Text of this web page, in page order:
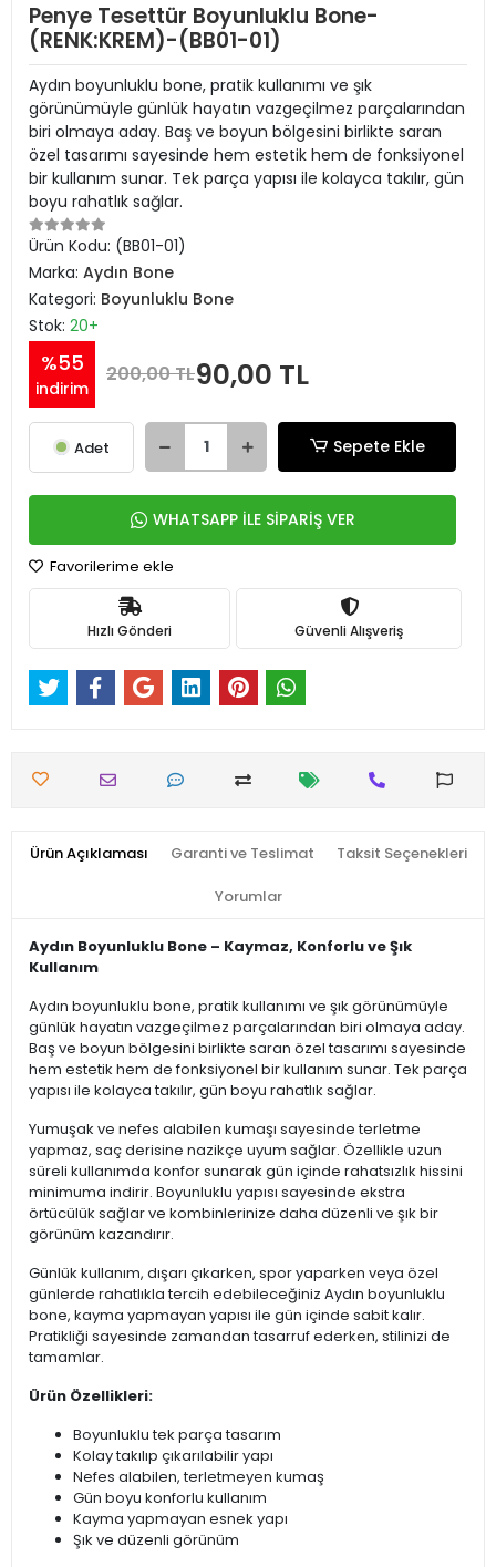
Penye Tesettür Boyunluklu Bone-
(RENK:KREM)-(BB01-01)
Aydın boyunluklu bone, pratik kullanımı ve şık
görünümüyle günlük hayatın vazgeçilmez parçalarından
biri olmaya aday. Baş ve boyun bölgesini birlikte saran
özel tasarımı sayesinde hem estetik hem de fonksiyonel
bir kullanım sunar. Tek parça yapısı ile kolayca takılır, gün
boyu rahatlık sağlar.
Ürün Kodu: (BB01-01)
Marka: Aydın Bone
Kategori: Boyunluklu Bone
Stok: 20+
%55
indirim
200,00 TL90,00 TL
Adet Sepete Ekle
WHATSAPP İLE SİPARİŞ VER
Favorilerime ekle
Hızlı Gönderi Güvenli Alışveriş
Ürün Açıklaması Garanti ve Teslimat Taksit Seçenekleri
Yorumlar
Aydın Boyunluklu Bone – Kaymaz, Konforlu ve Şık
Kullanım
Aydın boyunluklu bone, pratik kullanımı ve şık görünümüyle
günlük hayatın vazgeçilmez parçalarından biri olmaya aday.
Baş ve boyun bölgesini birlikte saran özel tasarımı sayesinde
hem estetik hem de fonksiyonel bir kullanım sunar. Tek parça
yapısı ile kolayca takılır, gün boyu rahatlık sağlar.
Yumuşak ve nefes alabilen kumaşı sayesinde terletme
yapmaz, saç derisine nazikçe uyum sağlar. Özellikle uzun
süreli kullanımda konfor sunarak gün içinde rahatsızlık hissini
minimuma indirir. Boyunluklu yapısı sayesinde ekstra
örtücülük sağlar ve kombinlerinize daha düzenli ve şık bir
görünüm kazandırır.
Günlük kullanım, dışarı çıkarken, spor yaparken veya özel
günlerde rahatlıkla tercih edebileceğiniz Aydın boyunluklu
bone, kayma yapmayan yapısı ile gün içinde sabit kalır.
Pratikliği sayesinde zamandan tasarruf ederken, stilinizi de
tamamlar.
Ürün Özellikleri:
Boyunluklu tek parça tasarım
Kolay takılıp çıkarılabilir yapı
Nefes alabilen, terletmeyen kumaş
Gün boyu konforlu kullanım
Kayma yapmayan esnek yapı
Şık ve düzenli görünüm